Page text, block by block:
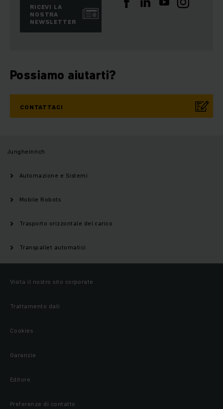
RICEVI LA
NOSTRA
NEWSLETTER
Possiamo aiutarti?
CONTATTACI
Jungheinrich
Automazione e Sistemi
Mobile Robots
Trasporto orizzontale del carico
Transpallet automatici
Visita il nostro sito corporate
Trattamento dati
Cookies
Garanzie
Editore
Preferenze di contatto